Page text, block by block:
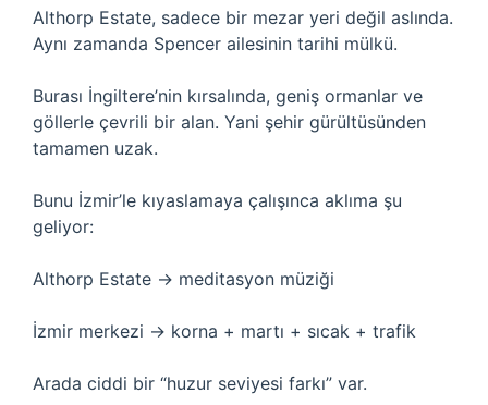
Althorp Estate, sadece bir mezar yeri değil aslında.
Aynı zamanda Spencer ailesinin tarihi mülkü.
Burası İngiltere’nin kırsalında, geniş ormanlar ve
göllerle çevrili bir alan. Yani şehir gürültüsünden
tamamen uzak.
Bunu İzmir’le kıyaslamaya çalışınca aklıma şu
geliyor:
Althorp Estate → meditasyon müziği
İzmir merkezi → korna + martı + sıcak + trafik
Arada ciddi bir “huzur seviyesi farkı” var.